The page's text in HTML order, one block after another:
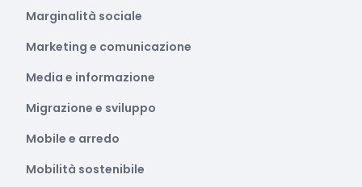
Marginalità sociale
Marketing e comunicazione
Media e informazione
Migrazione e sviluppo
Mobile e arredo
Mobilità sostenibile